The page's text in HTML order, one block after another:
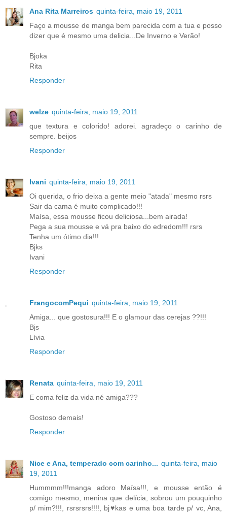
Ana Rita Marreiros quinta-feira, maio 19, 2011
Faço a mousse de manga bem parecida com a tua e posso
dizer que é mesmo uma delicia...De Inverno e Verão!
Bjoka
Rita
Responder
welze quinta-feira, maio 19, 2011
que textura e colorido! adorei. agradeço o carinho de
sempre. beijos
Responder
Ivani quinta-feira, maio 19, 2011
Oi querida, o frio deixa a gente meio "atada" mesmo rsrs
Sair da cama é muito complicado!!!
Maísa, essa mousse ficou deliciosa...bem airada!
Pega a sua mousse e vá pra baixo do edredom!!! rsrs
Tenha um ótimo dia!!!
Bjks
Ivani
Responder
FrangocomPequi quinta-feira, maio 19, 2011
Amiga... que gostosura!!! E o glamour das cerejas ??!!!
Bjs
Lívia
Responder
Renata quinta-feira, maio 19, 2011
E coma feliz da vida né amiga???
Gostoso demais!
Responder
Nice e Ana, temperado com carinho... quinta-feira, maio
19, 2011
Hummmm!!!manga adoro Maísa!!!, e mousse então é
comigo mesmo, menina que delícia, sobrou um pouquinho
p/ mim?!!!, rsrsrsrs!!!!, bj♥kas e uma boa tarde p/ vc, Ana,